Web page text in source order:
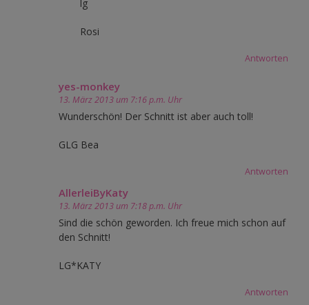
lg
Rosi
Antworten
yes-monkey
13. März 2013 um 7:16 p.m. Uhr
Wunderschön! Der Schnitt ist aber auch toll!
GLG Bea
Antworten
AllerleiByKaty
13. März 2013 um 7:18 p.m. Uhr
Sind die schön geworden. Ich freue mich schon auf
den Schnitt!
LG*KATY
Antworten